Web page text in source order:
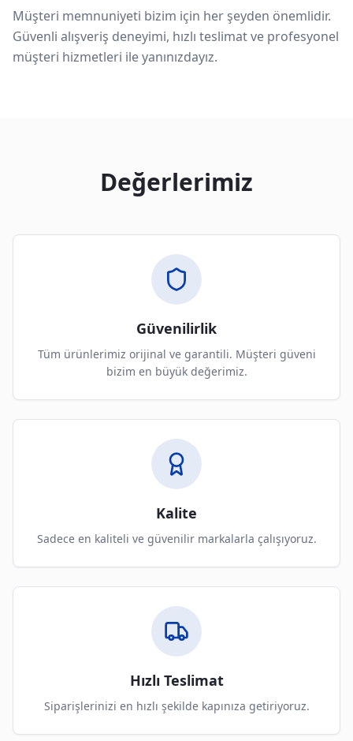
Müşteri memnuniyeti bizim için her şeyden önemlidir.
Güvenli alışveriş deneyimi, hızlı teslimat ve profesyonel
müşteri hizmetleri ile yanınızdayız.
Değerlerimiz
Güvenilirlik
Tüm ürünlerimiz orijinal ve garantili. Müşteri güveni
bizim en büyük değerimiz.
Kalite
Sadece en kaliteli ve güvenilir markalarla çalışıyoruz.
Hızlı Teslimat
Siparişlerinizi en hızlı şekilde kapınıza getiriyoruz.